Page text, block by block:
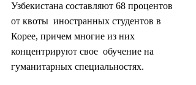
Узбекистана составляют 68 процентов
от квоты  иностранных студентов в
Корее, причем многие из них
концентрируют свое  обучение на
гуманитарных специальностях.